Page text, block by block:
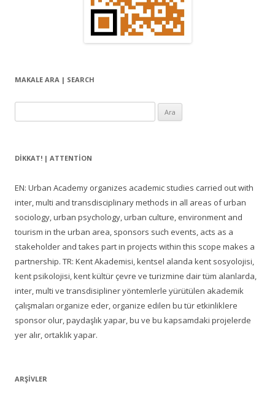
MAKALE ARA | SEARCH
DIKKAT! | ATTENTION
EN: Urban Academy organizes academic studies carried out with
inter, multi and transdisciplinary methods in all areas of urban
sociology, urban psychology, urban culture, environment and
tourism in the urban area, sponsors such events, acts as a
stakeholder and takes part in projects within this scope makes a
partnership. TR: Kent Akademisi, kentsel alanda kent sosyolojisi,
kent psikolojisi, kent kültür çevre ve turizmine dair tüm alanlarda,
inter, multi ve transdisipliner yöntemlerle yürütülen akademik
çalışmaları organize eder, organize edilen bu tür etkinliklere
sponsor olur, paydaşlık yapar, bu ve bu kapsamdaki projelerde
yer alır, ortaklık yapar.
ARŞIVLER